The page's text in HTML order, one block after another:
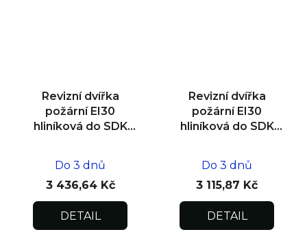
Revizní dvířka
požární EI30
hliníková do SDK
Do 3 dnů
3 436,64 Kč
DETAIL
Revizní dvířka
požární EI30
hliníková do SDK
Do 3 dnů
3 115,87 Kč
DETAIL